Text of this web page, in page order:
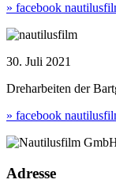
» facebook
30. Juli 2021
Dreharbeiten der
» facebook
Adresse